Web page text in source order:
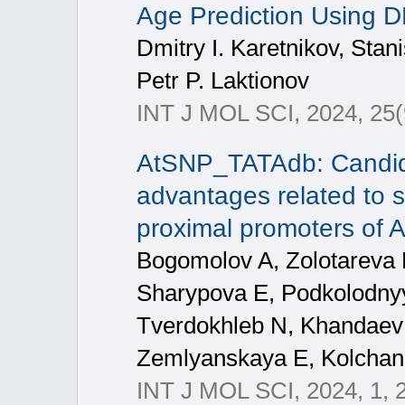
Age Prediction Using
Dmitry I. Karetnikov,
Petr P. Laktionov
INT J MOL SCI, 2024,
AtSNP_TATAdb:
advantages related to
proximal promoters of
Bogomolov A,
Sharypova E,
Tverdokhleb N,
Zemlyanskaya E,
INT J MOL SCI, 2024, 1,